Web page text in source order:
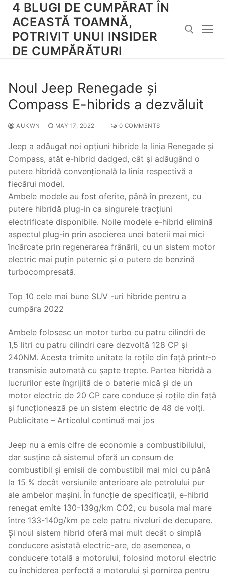
Skip
content
4 BLUGI DE CUMPĂRAT ÎN
ACEASTĂ TOAMNĂ,
POTRIVIT UNUI INSIDER
DE CUMPĂRĂTURI
Noul Jeep Renegade și
Compass E-hibrids a dezvăluit
AUKWN MAY 17, 2022 0 COMMENTS
Jeep a adăugat noi opțiuni hibride la linia Renegade și
Compass, atât e-hibrid dadged, cât și adăugând o
putere hibridă convențională la linia respectivă a
fiecărui model.
Ambele modele au fost oferite, până în prezent, cu
putere hibridă plug-in ca singurele tracțiuni
electrificate disponibile. Noile modele e-hibrid elimină
aspectul plug-in prin asocierea unei baterii mai mici
încărcate prin regenerarea frânării, cu un sistem motor
electric mai puțin puternic și o putere de benzină
turbocompresată.
Top 10 cele mai bune SUV -uri hibride pentru a
cumpăra 2022
Ambele folosesc un motor turbo cu patru cilindri de
1,5 litri cu patru cilindri care dezvoltă 128 CP și
240NM. Acesta trimite unitate la roțile din față printr-o
transmisie automată cu șapte trepte. Partea hibridă a
lucrurilor este îngrijită de o baterie mică și de un
motor electric de 20 CP care conduce și roțile din față
și funcționează pe un sistem electric de 48 de volți.
Publicitate – Articolul continuă mai jos
Jeep nu a emis cifre de economie a combustibilului,
dar susține că sistemul oferă un consum de
combustibil și emisii de combustibil mai mici cu până
la 15 % decât versiunile anterioare ale petrolului pur
ale ambelor mașini. În funcție de specificații, e-hibrid
renegat emite 130-139g/km CO2, cu busola mai mare
între 133-140g/km pe cele patru niveluri de decupare.
Și noul sistem hibrid oferă mai mult decât o simplă
conducere asistată electric-are, de asemenea, o
conducere totală a motorului, folosind motorul electric
cu închiderea perfectă a motorului și pornirea pentru